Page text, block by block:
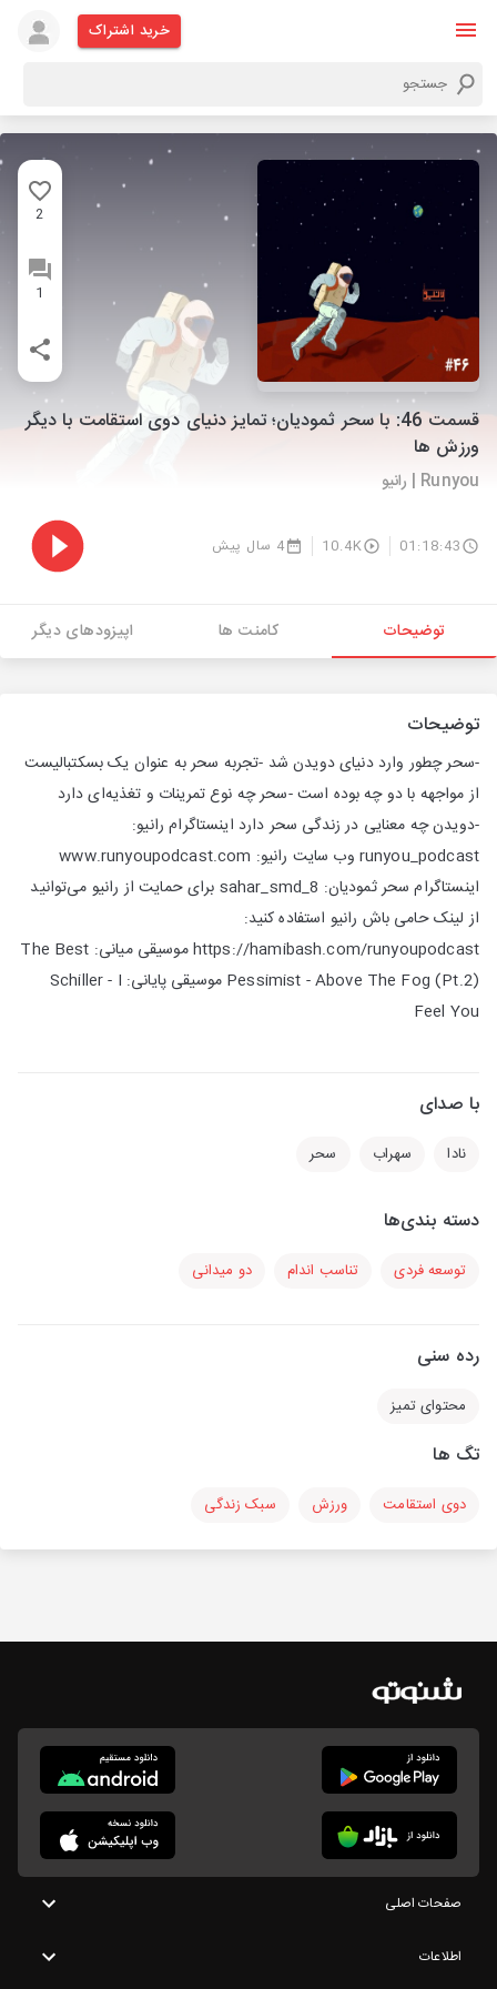
خرید اشتراک
2
1
قسمت 46: با سحر ثمودیان؛ تمایز دنیای دوی استقامت با دیگر
ورزش ها
Runyou | رانیو
01:18:43
10.4K 4 سال پیش
توضیحات کامنت ها اپیزودهای دیگر
توضیحات
-سحر چطور وارد دنیای دویدن شد -تجربه سحر به عنوان یک بسکتبالیست
از مواجهه با دو چه بوده است -سحر چه نوع تمرینات و تغذیه‌ای دارد
-دویدن چه معنایی در زندگی سحر دارد اینستاگرام رانیو:
runyou_podcast وب سایت رانیو: www.runyoupodcast.com
اینستاگرام سحر ثمودیان: sahar_smd_8 برای حمایت از رانیو می‌توانید
از لینک حامی باش رانیو استفاده کنید:
https://hamibash.com/runyoupodcast موسیقی میانی: The Best
Pessimist - Above The Fog (Pt.2) موسیقی پایانی: Schiller - I
Feel You
با صدای
نادا سهراب سحر
دسته بندی‌ها
توسعه فردی تناسب اندام دو میدانی
رده سنی
محتوای تمیز
تگ ها
دوی استقامت ورزش سبک زندگی
صفحات اصلی
اطلاعات